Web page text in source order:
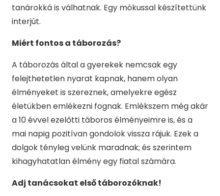
tanárokká is válhatnak. Egy mókussal készítettünk
interjút.
Miért fontos a táborozás?
A táborozás által a gyerekek nemcsak egy
felejthetetlen nyarat kapnak, hanem olyan
élményeket is szereznek, amelyekre egész
életükben emlékezni fognak. Emlékszem még akár
a 10 évvel ezelőtti táboros élményeimre is, és a
mai napig pozitívan gondolok vissza rájuk. Ezek a
dolgok tényleg velünk maradnak; és szerintem
kihagyhatatlan élmény egy fiatal számára.
Adj tanácsokat első táborozóknak!